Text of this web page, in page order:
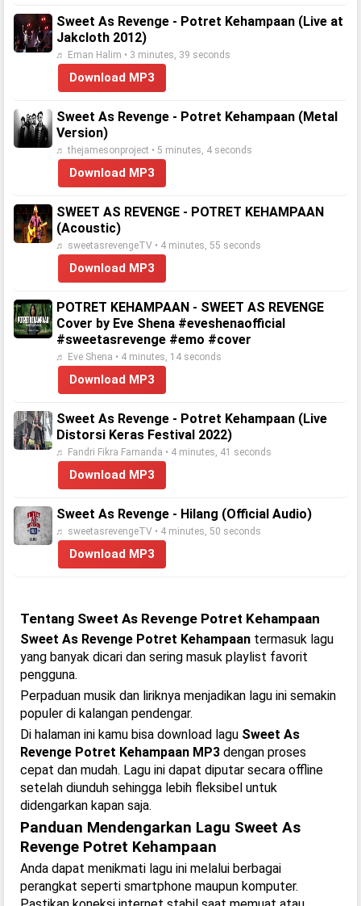
Sweet As Revenge - Potret Kehampaan (Live at
Jakcloth 2012)
♬ Eman Halim • 3 minutes, 39 seconds
Download MP3
Sweet As Revenge - Potret Kehampaan (Metal
Version)
♬ thejamesonproject • 5 minutes, 4 seconds
Download MP3
SWEET AS REVENGE - POTRET KEHAMPAAN
(Acoustic)
♬ sweetasrevengeTV • 4 minutes, 55 seconds
Download MP3
POTRET KEHAMPAAN - SWEET AS REVENGE
Cover by Eve Shena #eveshenaofficial
#sweetasrevenge #emo #cover
♬ Eve Shena • 4 minutes, 14 seconds
Download MP3
Sweet As Revenge - Potret Kehampaan (Live
Distorsi Keras Festival 2022)
♬ Fandri Fikra Farnanda • 4 minutes, 41 seconds
Download MP3
Sweet As Revenge - Hilang (Official Audio)
♬ sweetasrevengeTV • 4 minutes, 50 seconds
Download MP3
Tentang Sweet As Revenge Potret Kehampaan
Sweet As Revenge Potret Kehampaan termasuk lagu
yang banyak dicari dan sering masuk playlist favorit
pengguna.
Perpaduan musik dan liriknya menjadikan lagu ini semakin
populer di kalangan pendengar.
Di halaman ini kamu bisa download lagu Sweet As
Revenge Potret Kehampaan MP3 dengan proses
cepat dan mudah. Lagu ini dapat diputar secara offline
setelah diunduh sehingga lebih fleksibel untuk
didengarkan kapan saja.
Panduan Mendengarkan Lagu Sweet As
Revenge Potret Kehampaan
Anda dapat menikmati lagu ini melalui berbagai
perangkat seperti smartphone maupun komputer.